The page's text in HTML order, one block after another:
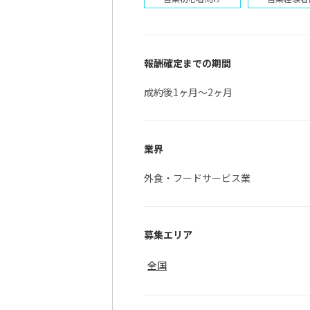
今
報酬確定までの期間
成約後1ヶ月〜2ヶ月
業界
外食・フードサービス業
募集エリア
全国